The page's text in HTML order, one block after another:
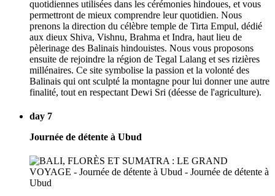
quotidiennes utilisées dans les cérémonies hindoues, et vous
permettront de mieux comprendre leur quotidien. Nous
prenons la direction du célèbre temple de Tirta Empul, dédié
aux dieux Shiva, Vishnu, Brahma et Indra, haut lieu de
pèlerinage des Balinais hindouistes. Nous vous proposons
ensuite de rejoindre la région de Tegal Lalang et ses rizières
millénaires. Ce site symbolise la passion et la volonté des
Balinais qui ont sculpté la montagne pour lui donner une autre
finalité, tout en respectant Dewi Sri (déesse de l'agriculture).
day 7
Journée de détente à Ubud